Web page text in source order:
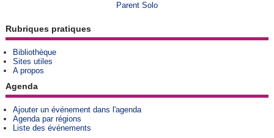
Parent Solo
Rubriques pratiques
Bibliothèque
Sites utiles
A propos
Agenda
Ajouter un événement dans l'agenda
Agenda par régions
Liste des événements